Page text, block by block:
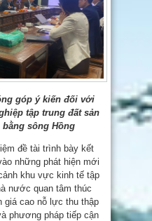
góp ý kiến đối với
tập trung đất sản
sông Hồng
đề tài trình bày kết
những phát hiện mới
khu vực kinh tế tập
nước quan tâm thúc
giá cao nỗ lực thu thập
phương pháp tiếp cận